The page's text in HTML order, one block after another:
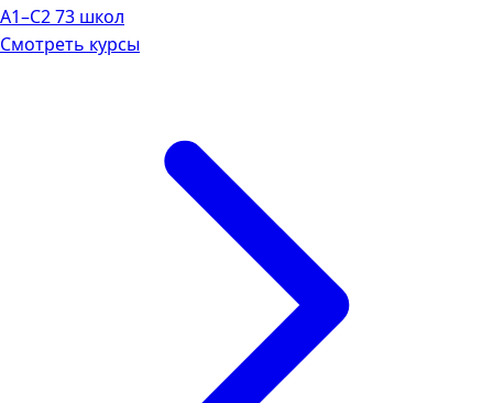
A1–C273 школ
Смотреть курсы